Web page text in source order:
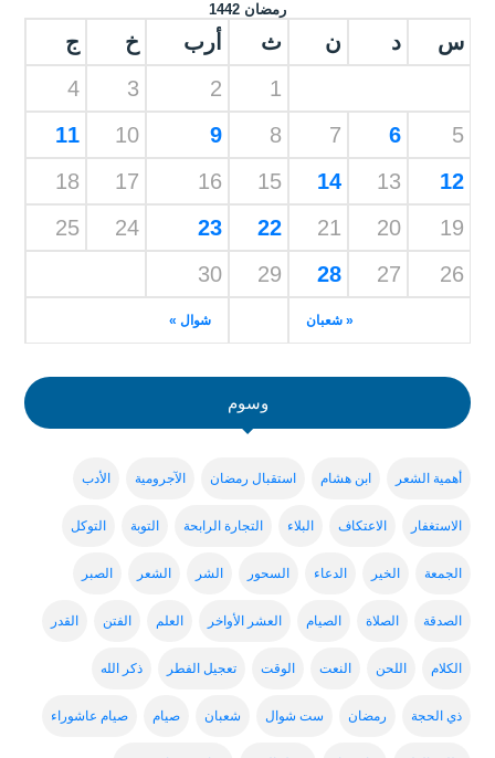
رمضان 1442
س د ن ث أرب خ ج
« شعبان شوال »
1
2
3
4
5
6
7
8
9
10
11
12
13
14
15
16
17
18
19
20
21
22
23
24
25
26
27
28
29
30
وسوم
أهمية الشعر ابن هشام استقبال رمضان الآجرومية الأدب
الاستغفار الاعتكاف البلاء التجارة الرابحة التوبة التوكل
الجمعة الخير الدعاء السحور الشر الشعر الصبر
الصدقة الصلاة الصيام العشر الأواخر العلم الفتن القدر
الكلام اللحن النعت الوقت تعجيل الفطر ذكر الله
ذي الحجة رمضان ست شوال شعبان صيام صيام عاشوراء